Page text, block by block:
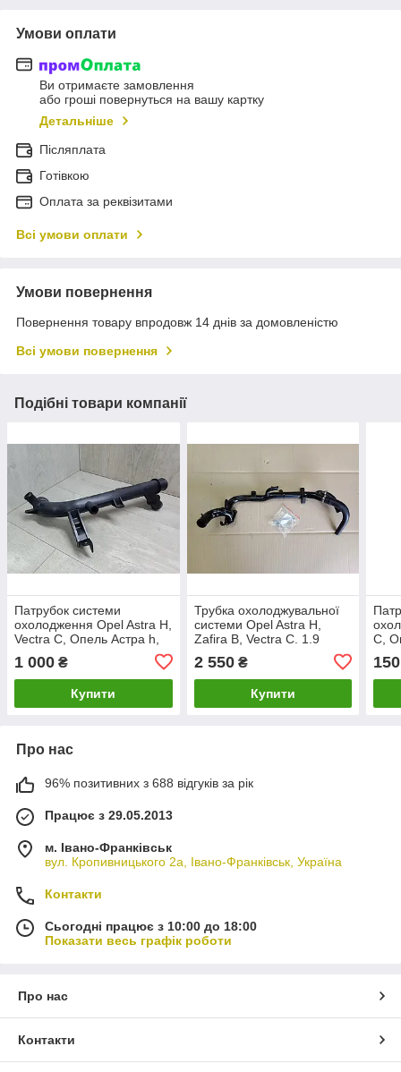
Умови оплати
Ви отримаєте замовлення
або гроші повернуться на вашу картку
Детальніше
Післяплата
Готівкою
Оплата за реквізитами
Всі умови оплати
Умови повернення
Повернення товару впродовж 14 днів за домовленістю
Всі умови повернення
Подібні товари компанії
Патрубок системи
охолодження Opel Astra H,
Vectra C, Опель Астра h,
Вектра Ц Z18XE, Z18XEL.
9202151
1 000 ₴
Купити
Трубка охолоджувальної
системи Opel Astra H,
Zafira B, Vectra C. 1.9
CDTI. 1338527, 55213862.
2 550₴
Купити
C,
150
Про нас
96% позитивних з 688 відгуків за рік
Працює з 29.05.2013
м. Івано-Франківськ
вул. Кропивницького 2а, Івано-Франківськ, Україна
Контакти
Сьогодні працює з 10:00 до 18:00
Показати весь графік роботи
Про нас
Контакти